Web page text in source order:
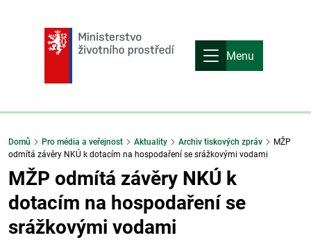
Menu
Domů Pro média a veřejnost Aktuality Archiv tiskových zpráv
MŽP
odmítá závěry NKÚ k dotacím na hospodaření se srážkovými vodami
MŽP odmítá závěry NKÚ k
dotacím na hospodaření se
srážkovými vodami